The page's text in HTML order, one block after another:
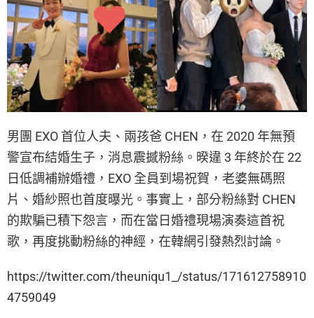
男團 EXO 首位人夫、兩孩爸 CHEN，在 2020 年無預
警宣布結婚生子，消息震撼粉絲。暌違 3 年終於在 22
日低調補辦婚禮，EXO 全員到場祝賀，老婆無碼照
片、婚紗照也首度曝光。事實上，部分粉絲對 CHEN
的欺騙已積下怨言，而在當日婚禮現場演奏這首祝
歌，再度挑動粉絲的神經，在韓網引發熱烈討論。
https://twitter.com/theuniqu1_/status/171612758910
4759049